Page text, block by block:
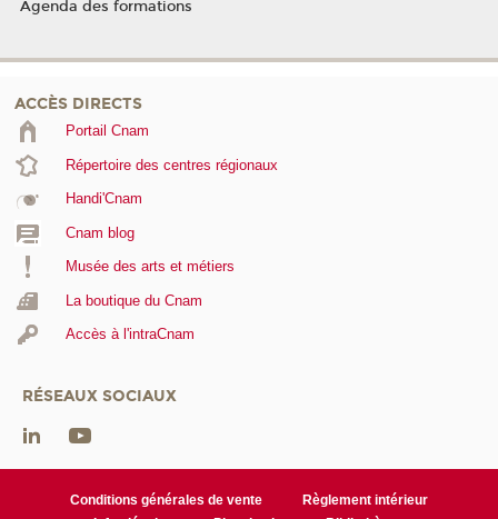
Agenda des formations
ACCÈS DIRECTS
Portail Cnam
Répertoire des centres régionaux
Handi'Cnam
Cnam blog
Musée des arts et métiers
La boutique du Cnam
Accès à l'intraCnam
RÉSEAUX SOCIAUX
Conditions générales de vente
Règlement intérieur